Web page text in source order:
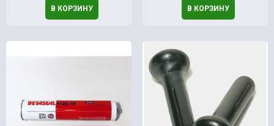
В КОРЗИНУ В КОРЗИНУ